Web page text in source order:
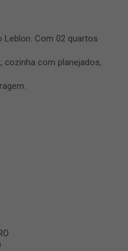
Leblon. Com 02 quartos
cozinha com planejados,